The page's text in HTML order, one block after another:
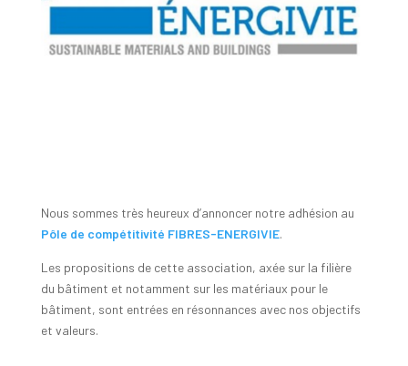
Nous sommes très heureux d’annoncer notre adhésion au
Pôle de compétitivité FIBRES-ENERGIVIE.
Les propositions de cette association, axée sur la filière
du bâtiment et notamment sur les matériaux pour le
bâtiment, sont entrées en résonnances avec nos objectifs
et valeurs.